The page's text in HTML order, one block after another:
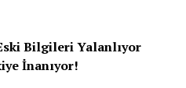
Bilgileri Yalanlıyor
İnanıyor!